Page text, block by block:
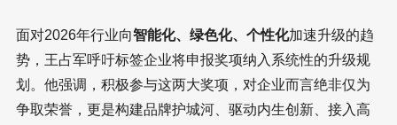
面对2026年行业向智能化、绿色化、个性化加速升级的趋
势，王占军呼吁标签企业将申报奖项纳入系统性的升级规
划。他强调，积极参与这两大奖项，对企业而言绝非仅为
争取荣誉，更是构建品牌护城河、驱动内生创新、接入高